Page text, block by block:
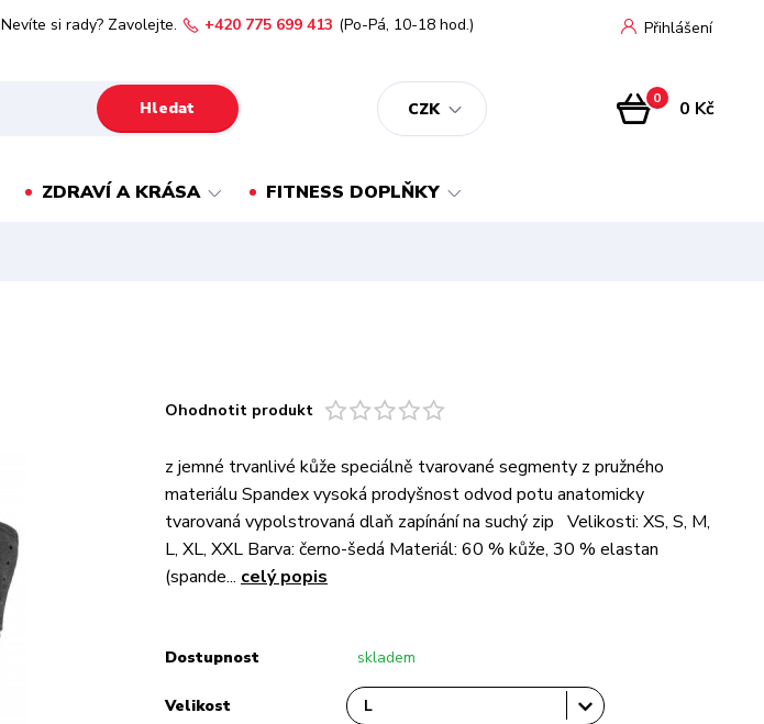
CZK
Přihlášení
Hledat
Nevíte si rady? Zavolejte. +420 775 699 413 (Po-Pá, 10-18 hod.)
0 0 Kč
ZDRAVÍ A KRÁSA FITNESS DOPLŇKY
Ohodnotit produkt
z jemné trvanlivé kůže speciálně tvarované segmenty z pružného
materiálu Spandex vysoká prodyšnost odvod potu anatomicky
tvarovaná vypolstrovaná dlaň zapínání na suchý zip Velikosti: XS, S, M,
L, XL, XXL Barva: černo-šedá Materiál: 60 % kůže, 30 % elastan
(spande... celý popis
Dostupnost skladem
Velikost